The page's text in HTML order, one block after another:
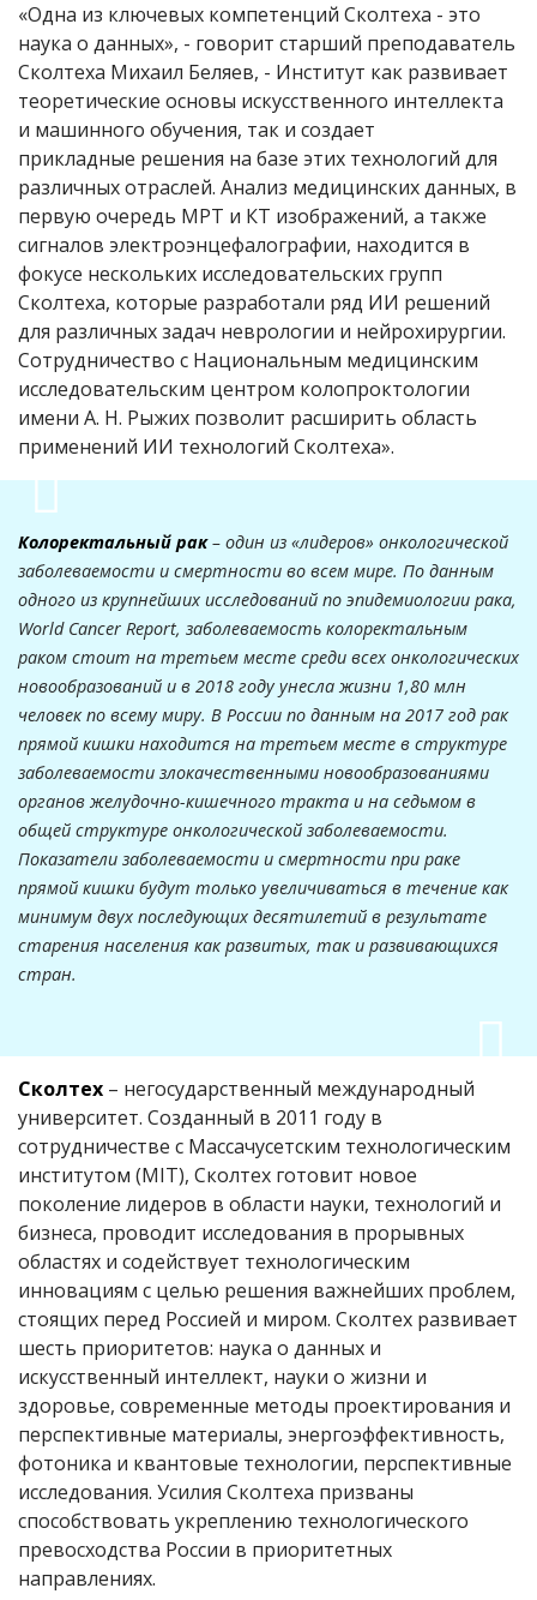
«Одна из ключевых компетенций Сколтеха - это
наука о данных», - говорит старший преподаватель
Сколтеха Михаил Беляев, - Институт как развивает
теоретические основы искусственного интеллекта
и машинного обучения, так и создает
прикладные решения на базе этих технологий для
различных отраслей. Анализ медицинских данных, в
первую очередь МРТ и КТ изображений, а также
сигналов электроэнцефалографии, находится в
фокусе нескольких исследовательских групп
Сколтеха, которые разработали ряд ИИ решений
для различных задач неврологии и нейрохирургии.
Сотрудничество с Национальным медицинским
исследовательским центром колопроктологии
имени А. Н. Рыжих позволит расширить область
применений ИИ технологий Сколтеха».
Колоректальный рак– один из «лидеров» онкологической
заболеваемости и смертности во всем мире. По данным
одного из крупнейших исследований по эпидемиологии рака,
World Cancer Report, заболеваемость колоректальным
раком стоит на третьем месте среди всех онкологических
новообразований и в 2018 году унесла жизни 1,80 млн
человек по всему миру. В России по данным на 2017 год рак
прямой кишки находится на третьем месте в структуре
заболеваемости злокачественными новообразованиями
органов желудочно-кишечного тракта и на седьмом в
общей структуре онкологической заболеваемости.
Показатели заболеваемости и смертности при раке
прямой кишки будут только увеличиваться в течение как
минимум двух последующих десятилетий в результате
старения населения как развитых, так и развивающихся
стран.
Сколтех – негосударственный международный
университет. Созданный в 2011 году в
сотрудничестве с Массачусетским технологическим
институтом (MIT), Сколтех готовит новое
поколение лидеров в области науки, технологий и
бизнеса, проводит исследования в прорывных
областях и содействует технологическим
инновациям с целью решения важнейших проблем,
стоящих перед Россией и миром. Сколтех развивает
шесть приоритетов: наука о данных и
искусственный интеллект, науки о жизни и
здоровье, современные методы проектирования и
перспективные материалы, энергоэффективность,
фотоника и квантовые технологии, перспективные
исследования. Усилия Сколтеха призваны
способствовать укреплению технологического
превосходства России в приоритетных
направлениях.